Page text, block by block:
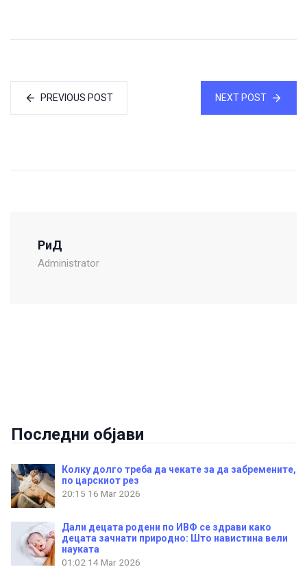
PREVIOUS POST NEXT POST
РиД
Administrator
Последни објави
Колку долго треба да чекате за да забремените,
по царскиот рез
20:15 16 Mar 2026
Дали децата родени по ИВФ се здрави како
децата зачнати природно: Што навистина вели
науката
01:02 14 Mar 2026